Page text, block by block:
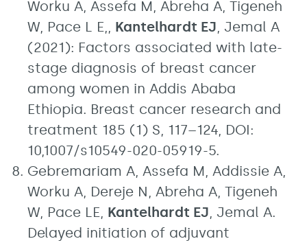
Worku A, Assefa M, Abreha A, Tigeneh
W, Pace L E,, Kantelhardt EJ, Jemal A
(2021): Factors associated with late-
stage diagnosis of breast cancer
among women in Addis Ababa
Ethiopia. Breast cancer research and
treatment 185 (1) S, 117–124, DOI:
10,1007/s10549-020-05919-5.
Gebremariam A, Assefa M, Addissie A,
Worku A, Dereje N, Abreha A, Tigeneh
W, Pace LE, Kantelhardt EJ, Jemal A.
Delayed initiation of adjuvant